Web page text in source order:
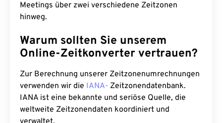
Meetings über zwei verschiedene Zeitzonen
hinweg.
Warum sollten Sie unserem
Online-Zeitkonverter vertrauen?
Zur Berechnung unserer Zeitzonenumrechnungen
verwenden wir die IANA- Zeitzonendatenbank.
IANA ist eine bekannte und seriöse Quelle, die
weltweite Zeitzonendaten koordiniert und